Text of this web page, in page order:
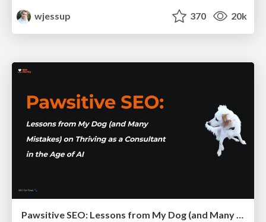
wjessup
370 20k
Pawsitive SEO: Lessons from My Dog (and Many Mistakes) on Thriving as a Consultant in the Age of AI